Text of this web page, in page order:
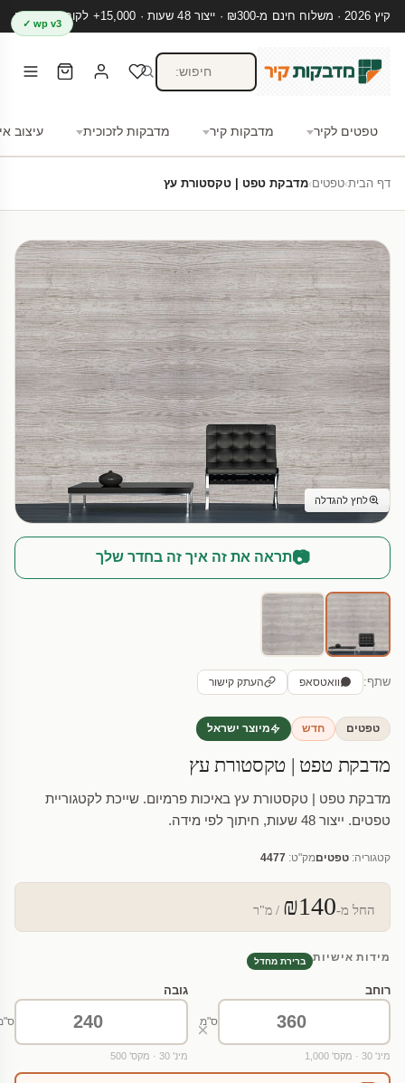
קיץ 2026 · משלוח חינם מ-₪300 · ייצור 48 שעות · 15,000+ לקוחות מרוצים
טפטים לקיר מדבקות קיר מדבקות לזכוכית עיצוב
wp v3 ✓
דף הבית›טפטים›מדבקת טפט | טקסטורת עץ
לחץ להגדלה
📷תראה את זה איך זה בחדר שלך
שתף: וואטסאפ העתק קישור
טפטים חדש מיוצר ישראל
מדבקת טפט | טקסטורת עץ
מדבקת טפט | טקסטורת עץ באיכות פרמיום. שייכת לקטגוריית
טפטים. ייצור 48 שעות, חיתוך לפי מידה.
קטגוריה: טפטיםמק"ט: 4477
החל מ-₪140 / מ"ר
מידות אישיות ברירת מחדל
רוחב
ס"מ
מינ' 30 · מקס' 1,000
×
גובה
מינ' 30 · מקס' 500